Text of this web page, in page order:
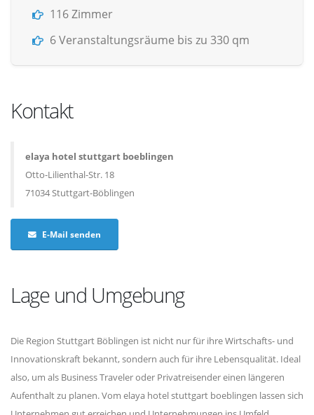
116 Zimmer
6 Veranstaltungsräume bis zu 330 qm
Kontakt
elaya hotel stuttgart boeblingen
Otto-Lilienthal-Str. 18
71034 Stuttgart-Böblingen
E-Mail senden
Lage und Umgebung
Die Region Stuttgart Böblingen ist nicht nur für ihre Wirtschafts- und
Innovationskraft bekannt, sondern auch für ihre Lebensqualität. Ideal
also, um als Business Traveler oder Privatreisender einen längeren
Aufenthalt zu planen. Vom elaya hotel stuttgart boeblingen lassen sich